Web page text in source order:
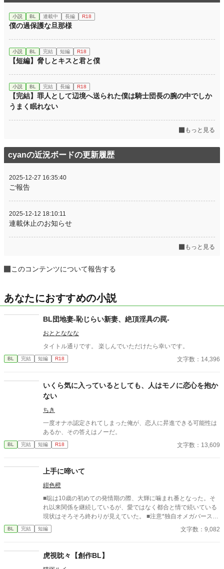
小説 BL 連載中 長編 R18
僕の過保護な旦那様
小説 BL 完結 短編 R18
【短編】脅しとキスと君と僕
小説 BL 完結 長編 R18
【完結】罪人として辺境へ送られた僕は騎士団長の腕の中でしか
うまく眠れない
もっと見る
cyanの近況ボードの更新履歴
2025-12-27 16:35:40
ご報告
2025-12-12 18:10:11
連載休止のお知らせ
もっと見る
このコンテンツについて報告する
あなたにおすすめの小説
BL団地妻-恥じらい新妻、絶頂淫具の罠-
おととななな
タイトル通りです。 楽しんでいただけたら幸いです。
BL 完結 短編 R18 文字数：14,396
いくら気に入っているとしても、人はモノに恋心を抱か
ない
ちき
一度オナホ認定されてしまった俺が、恋人に昇進できる可能性は
あるか、その答えはノーだ。
BL 完結 短編 R18 文字数：13,609
上手に啼いて
紺色橙
■聡は10歳の初めての発情期の際、大輝に噛まれ番となった。そ
れ以来関係を継続しているが、愛ではなく都合と情で続いている
現状はそろそろ終わりが見えていた。 ■注意*独自オメガバース設
定。■『それは愛か本能か』と同じ世界設定です。関係は一切な
し。
BL 完結 短編 文字数：9,082
虎視眈々【創作BL】